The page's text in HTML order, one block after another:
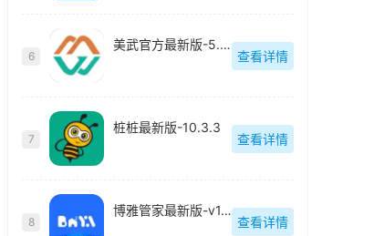
6
美武官方最新版-5.4.2
查看详情
7
桩桩最新版-10.3.3
查看详情
8
博雅管家最新版-v1.1.12
查看详情